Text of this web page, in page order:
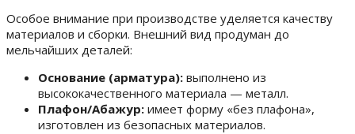
Особое внимание при производстве уделяется качеству
материалов и сборки. Внешний вид продуман до
мельчайших деталей:
Основание (арматура): выполнено из
высококачественного материала — металл.
Плафон/Абажур: имеет форму «без плафона»,
изготовлен из безопасных материалов.